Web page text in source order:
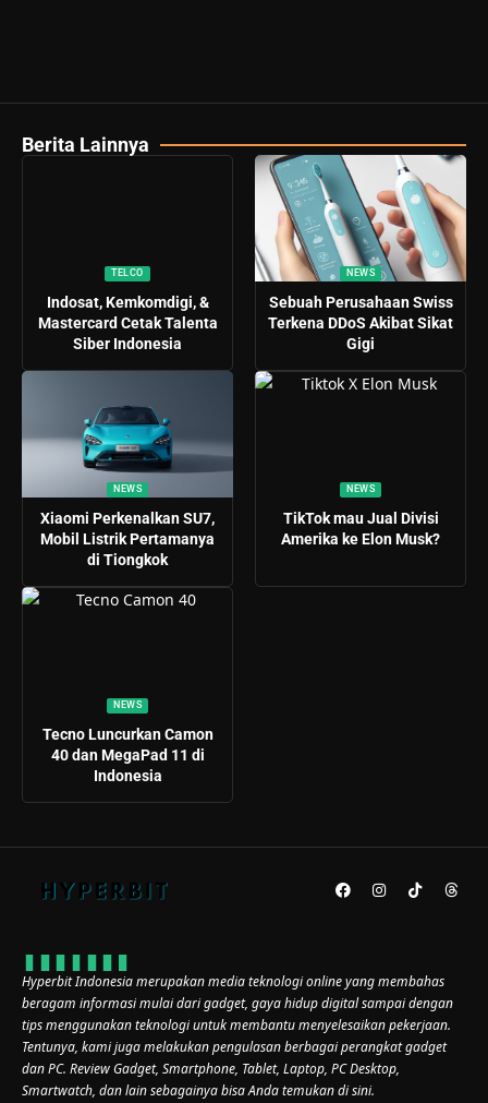
Berita Lainnya
TELCO
Indosat, Kemkomdigi, &
Mastercard Cetak Talenta
Siber Indonesia
NEWS
Sebuah Perusahaan Swiss
Terkena DDoS Akibat Sikat
Gigi
NEWS
Xiaomi Perkenalkan SU7,
Mobil Listrik Pertamanya
di Tiongkok
NEWS
TikTok mau Jual Divisi
Amerika ke Elon Musk?
NEWS
Tecno Luncurkan Camon
40 dan MegaPad 11 di
Indonesia
Hyperbit Indonesia merupakan media teknologi online yang membahas
beragam informasi mulai dari gadget, gaya hidup digital sampai dengan
tips menggunakan teknologi untuk membantu menyelesaikan pekerjaan.
Tentunya, kami juga melakukan pengulasan berbagai perangkat gadget
dan PC. Review Gadget, Smartphone, Tablet, Laptop, PC Desktop,
Smartwatch, dan lain sebagainya bisa Anda temukan di sini.